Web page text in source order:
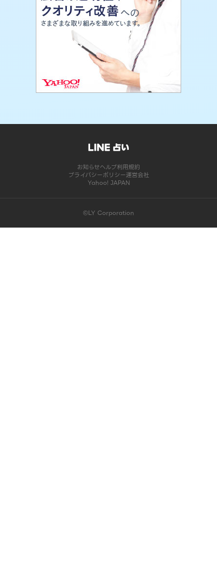
お知らせヘルプ利用規約
プライバシーポリシー運営会社
Yahoo! JAPAN
©LY Corporation
このコンテンツは掲載が終了しました | LINE占い